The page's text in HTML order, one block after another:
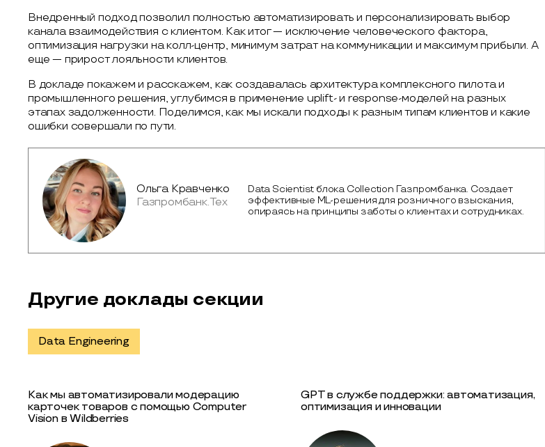
Внедренный подход позволил полностью автоматизировать и персонализировать выбор
канала взаимодействия с клиентом. Как итог — исключение человеческого фактора,
оптимизация нагрузки на колл-центр, минимум затрат на коммуникации и максимум прибыли. А
еще — прирост лояльности клиентов.
В докладе покажем и расскажем, как создавалась архитектура комплексного пилота и
промышленного решения, углубимся в применение uplift- и response-моделей на разных
этапах задолженности. Поделимся, как мы искали подходы к разным типам клиентов и какие
ошибки совершали по пути.
Ольга Кравченко
Газпромбанк.Тех
Data Scientist блока Collection Газпромбанка. Создает
эффективные ML-решения для розничного взыскания,
опираясь на принципы заботы о клиентах и сотрудниках.
Другие доклады секции
Data Engineering
Как мы автоматизировали модерацию
карточек товаров с помощью Computer
Vision в Wildberries
GPT в службе поддержки: автоматизация,
оптимизация и инновации